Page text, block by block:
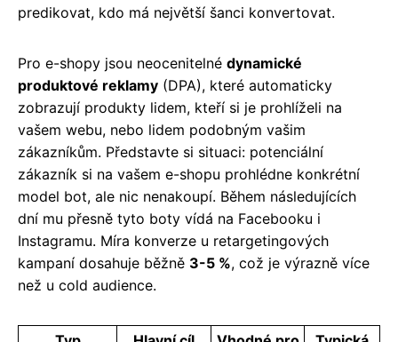
predikovat, kdo má největší šanci konvertovat.
Pro e-shopy jsou neocenitelné dynamické
produktové reklamy (DPA), které automaticky
zobrazují produkty lidem, kteří si je prohlíželi na
vašem webu, nebo lidem podobným vašim
zákazníkům. Představte si situaci: potenciální
zákazník si na vašem e-shopu prohlédne konkrétní
model bot, ale nic nenakoupí. Během následujících
dní mu přesně tyto boty vídá na Facebooku i
Instagramu. Míra konverze u retargetingových
kampaní dosahuje běžně 3-5 %, což je výrazně více
než u cold audience.